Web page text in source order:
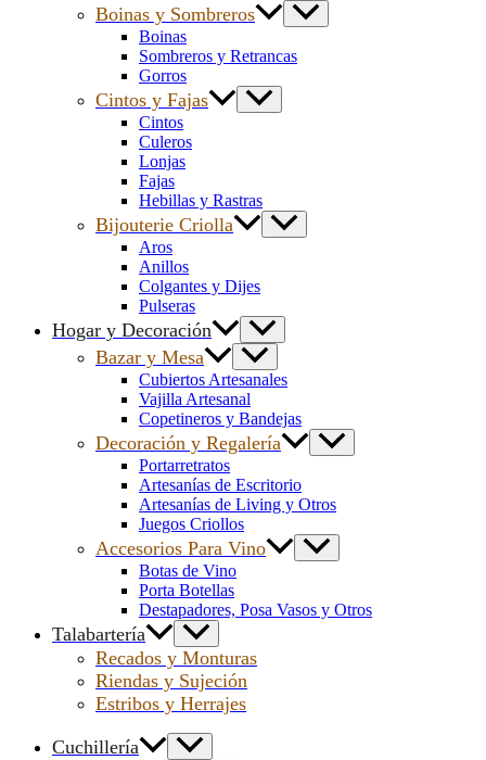
Boinas y Sombreros
Boinas
Sombreros y Retrancas
Gorros
Cintos y Fajas
Cintos
Culeros
Lonjas
Fajas
Hebillas y Rastras
Bijouterie Criolla
Aros
Anillos
Colgantes y Dijes
Pulseras
Hogar y Decoración
Bazar y Mesa
Cubiertos Artesanales
Vajilla Artesanal
Copetineros y Bandejas
Decoración y Regalería
Portarretratos
Artesanías de Escritorio
Artesanías de Living y Otros
Juegos Criollos
Accesorios Para Vino
Botas de Vino
Porta Botellas
Destapadores, Posa Vasos y Otros
Talabartería
Recados y Monturas
Riendas y Sujeción
Estribos y Herrajes
Cuchillería